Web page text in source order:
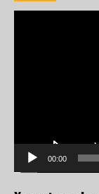
00:00